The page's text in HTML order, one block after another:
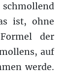
ist, ohne
der
auf
werde.